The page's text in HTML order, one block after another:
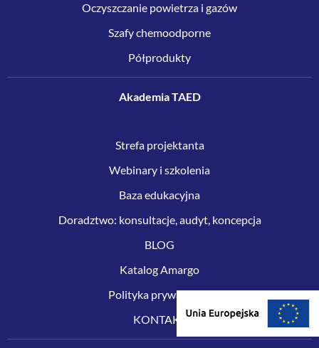
Oczyszczanie powietrza i gazów
Szafy chemoodporne
Półprodukty
Akademia TAED
Strefa projektanta
Webinary i szkolenia
Baza edukacyjna
Doradztwo: konsultacje, audyt, koncepcja
BLOG
Katalog Amargo
Polityka prywatności
KONTAKT